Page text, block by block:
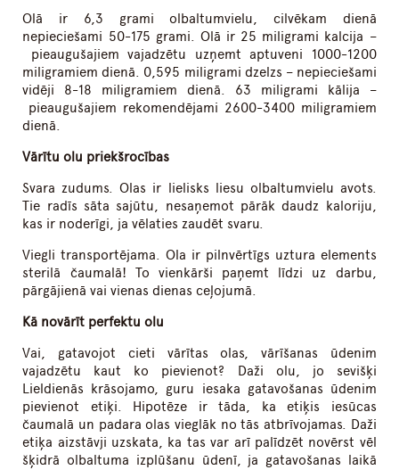
Olā ir 6,3 grami olbaltumvielu, cilvēkam dienā
nepieciešami 50-175 grami. Olā ir 25 miligrami kalcija –
pieaugušajiem vajadzētu uzņemt aptuveni 1000-1200
miligramiem dienā. 0,595 miligrami dzelzs – nepieciešami
vidēji 8-18 miligramiem dienā. 63 miligrami kālija –
pieaugušajiem rekomendējami 2600-3400 miligramiem
dienā.
Vārītu olu priekšrocības
Svara zudums. Olas ir lielisks liesu olbaltumvielu avots.
Tie radīs sāta sajūtu, nesaņemot pārāk daudz kaloriju,
kas ir noderīgi, ja vēlaties zaudēt svaru.
Viegli transportējama. Ola ir pilnvērtīgs uztura elements
sterilā čaumalā! To vienkārši paņemt līdzi uz darbu,
pārgājienā vai vienas dienas ceļojumā.
Kā novārīt perfektu olu
Vai, gatavojot cieti vārītas olas, vārīšanas ūdenim
vajadzētu kaut ko pievienot? Daži olu, jo sevišķi
Lieldienās krāsojamo, guru iesaka gatavošanas ūdenim
pievienot etiķi. Hipotēze ir tāda, ka etiķis iesūcas
čaumalā un padara olas vieglāk no tās atbrīvojamas. Daži
etiķa aizstāvji uzskata, ka tas var arī palīdzēt novērst vēl
šķidrā olbaltuma izplūšanu ūdenī, ja gatavošanas laikā